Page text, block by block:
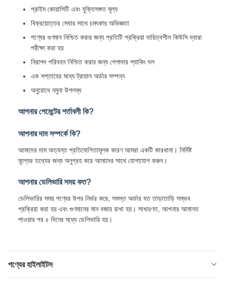
প্রাইম কোয়ালিটি এবং যুক্তিসঙ্গত মূল্য
বিক্রয়োত্তর সেবার সাথে চমৎকার অভিজ্ঞতা
পণ্যের গুণমান নিশ্চিত করার জন্য প্রতিটি প্রক্রিয়া দায়িত্বশীল কিউসি দ্বারা
পরীক্ষা করা হয়
নিরাপদ পরিবহন নিশ্চিত করার জন্য পেশাদার প্যাকিং দল
এক সপ্তাহের মধ্যে ট্রায়াল অর্ডার সম্পন্ন
অনুরোধে নমুনা উপলব্ধ
আপনার পেমেন্টের শর্তাবলী কি?
আপনার দাম সম্পর্কে কি?
আমাদের দাম অত্যন্ত প্রতিযোগিতামূলক কারণ আমরা একটি কারখানা। নির্দিষ্ট
মূল্যের তথ্যের জন্য অনুগ্রহ করে আমাদের সাথে যোগাযোগ করুন।
আপনার ডেলিভারি সময় কত?
ডেলিভারির সময় পণ্যের উপর নির্ভর করে, সমস্ত অর্ডার যত তাড়াতাড়ি সম্ভব
প্রক্রিয়া করা হয় এবং গুণমানের মান বজায় রাখা হয়। সাধারণত, আপনার আমানত
পাওয়ার পর ৫ দিনের মধ্যে ডেলিভারি হয়।
পণ্যের হাইলাইটস